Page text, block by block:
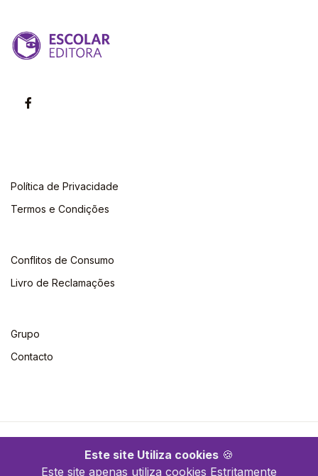
Este site Utiliza cookies 🍪
Este site apenas utiliza cookies Estritamente
Política de Privacidade
Termos e Condições
Conflitos de Consumo
Livro de Reclamações
Grupo
Contacto
©2026 Escolar. Todos os direitos reservados